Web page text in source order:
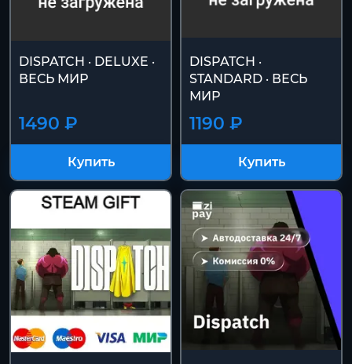
DISPATCH · DELUXE ·
ВЕСЬ МИР
1490 ₽
Купить
DISPATCH ·
STANDARD · ВЕСЬ
МИР
1190 ₽
Купить